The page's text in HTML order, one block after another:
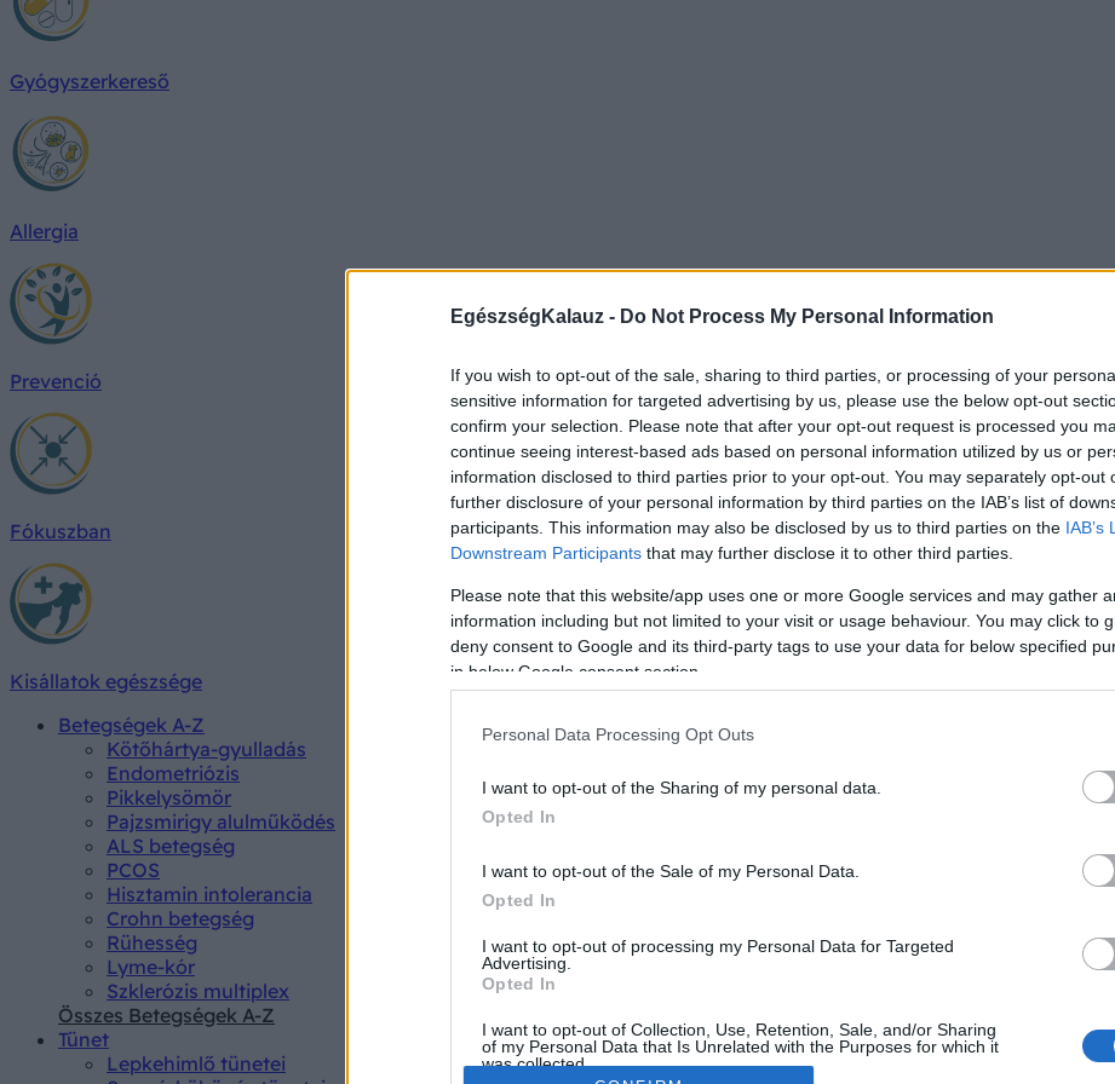
EgészségKalauz - Do Not Process My Personal Information
If you wish to opt-out of the sale, sharing to third parties, or processing of your
sensitive information for targeted advertising by us, please use the below opt-out
confirm your selection. Please note that after your opt-out request is processed you
continue seeing interest-based ads based on personal information utilized by us or
information disclosed to third parties prior to your opt-out. You may separately opt-out
further disclosure of your personal information by third parties on the IAB’s list of
participants. This information may also be disclosed by us to third parties on the IAB’s
Downstream Participants that may further disclose it to other third parties.
Please note that this website/app uses one or more Google services and may gather
information including but not limited to your visit or usage behaviour. You may click to
deny consent to Google and its third-party tags to use your data for below specified
in below Google consent section.
Personal Data Processing Opt Outs
I want to opt-out of the Sharing of my personal data.
Opted In
I want to opt-out of the Sale of my Personal Data.
Opted In
I want to opt-out of processing my Personal Data for Targeted
Advertising.
Opted In
I want to opt-out of Collection, Use, Retention, Sale, and/or Sharing
of my Personal Data that Is Unrelated with the Purposes for which it
was collected.
Gyógyszerkereső
Allergia
Prevenció
Fókuszban
Kisállatok egészsége
Betegségek A-Z
Kötőhártya-gyulladás
Endometriózis
Pikkelysömör
Pajzsmirigy alulműködés
ALS betegség
PCOS
Hisztamin intolerancia
Crohn betegség
Rühesség
Lyme-kór
Szklerózis multiplex
Összes Betegségek A-Z
Tünet
Lepkehimlő tünetei